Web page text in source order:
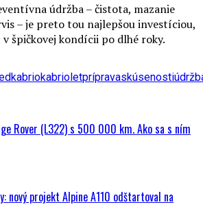
údržba – čistota, mazanie
– je preto tou najlepšou investíciou,
špičkovej kondícii po dlhé roky.
kabriokabrioletprípravaskúsenosti
Rover (L322) s 500 000 km. Ako sa s ním
nový projekt Alpine A110 odštartoval na